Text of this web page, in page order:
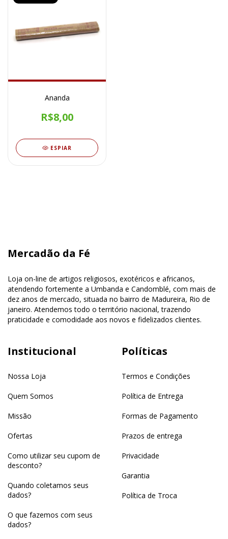
Ananda
R$8,00
ESPIAR
Mercadão da Fé
Loja on-line de artigos religiosos, exotéricos e africanos,
atendendo fortemente a Umbanda e Candomblé, com mais de
dez anos de mercado, situada no bairro de Madureira, Rio de
janeiro. Atendemos todo o território nacional, trazendo
praticidade e comodidade aos novos e fidelizados clientes.
Institucional
Nossa Loja
Quem Somos
Missão
Ofertas
Como utilizar seu cupom de
desconto?
Quando coletamos seus
dados?
O que fazemos com seus
dados?
Políticas
Termos e Condições
Política de Entrega
Formas de Pagamento
Prazos de entrega
Privacidade
Garantia
Política de Troca